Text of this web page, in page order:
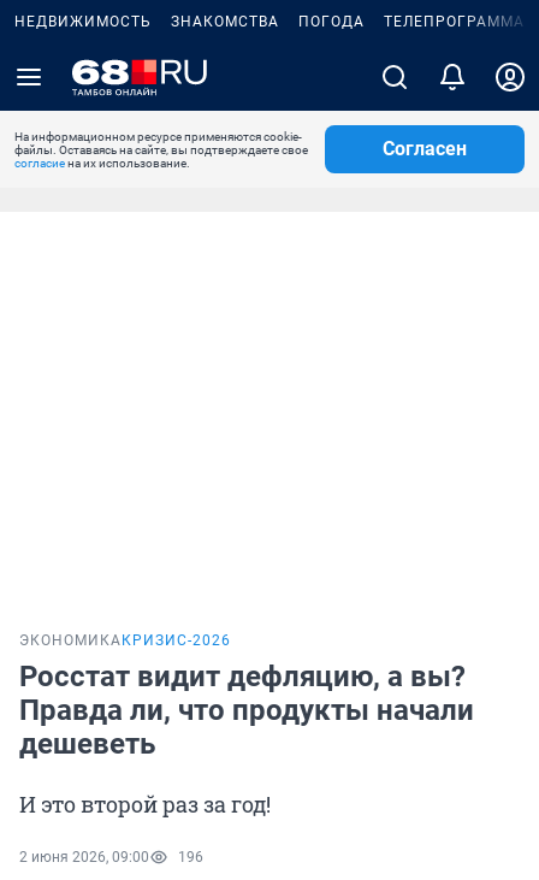
НЕДВИЖИМОСТЬ ЗНАКОМСТВА ПОГОДА ТЕЛЕПРОГРАММА
На информационном ресурсе применяются cookie-
файлы. Оставаясь на сайте, вы подтверждаете свое
согласиена их использование.
Согласен
ЭКОНОМИКА КРИЗИС-2026
Росстат видит дефляцию, а вы?
Правда ли, что продукты начали
дешеветь
И это второй раз за год!
2 июня 2026, 09:00 196